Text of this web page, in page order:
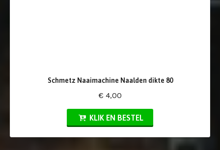
Schmetz Naaimachine Naalden dikte 80
€ 4,00
KLIK EN BESTEL